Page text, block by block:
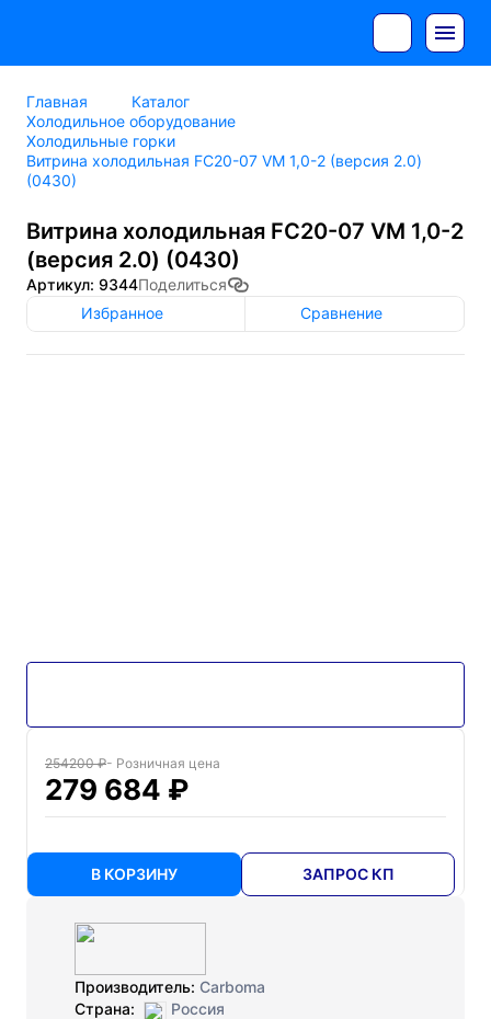
Главная
Каталог
Холодильное оборудование
Холодильные горки
Витрина холодильная FC20-07 VM 1,0-2 (версия 2.0)
(0430)
Витрина холодильная FC20-07 VM 1,0-2
(версия 2.0) (0430)
Артикул: 9344Поделиться
Избранное
Сравнение
254200 ₽- Розничная цена
279 684 ₽
В КОРЗИНУ ЗАПРОС КП
Производитель: Carboma
Страна:
Россия